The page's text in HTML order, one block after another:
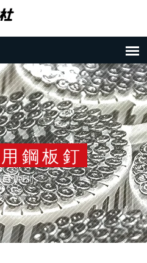
鋼板釘
Details